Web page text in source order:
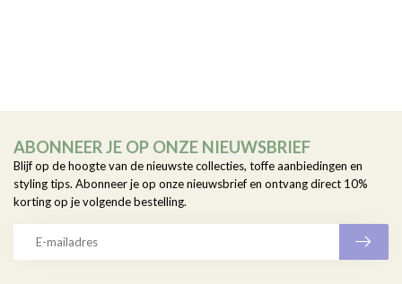
ABONNEER JE OP ONZE NIEUWSBRIEF
Blijf op de hoogte van de nieuwste collecties, toffe aanbiedingen en
styling tips. Abonneer je op onze nieuwsbrief en ontvang direct 10%
korting op je volgende bestelling.